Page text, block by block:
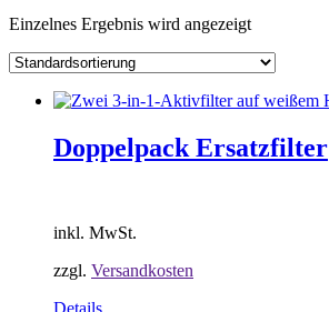
Einzelnes Ergebnis wird angezeigt
Doppelpack Ersatzfilter
inkl. MwSt.
zzgl. Versandkosten
Details